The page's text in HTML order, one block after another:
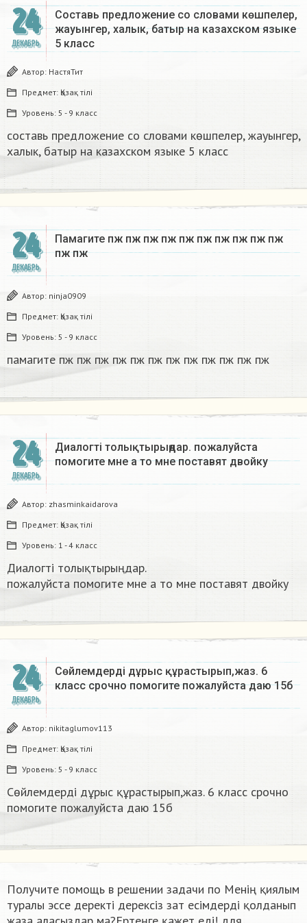
24
ДЕКАБРЬ
Составь предложение со словами көшпелер,
жауынгер, халык, батыр на казахском языке
5 класс​
Автор: НастяТит
Предмет: Қазақ тiлi
Уровень: 5 - 9 класс
составь предложение со словами көшпелер, жауынгер,
халык, батыр на казахском языке 5 класс​
24
ДЕКАБРЬ
Памагите пж пж пж пж пж пж пж пж пж пж
пж пж​
Автор: ninja0909
Предмет: Қазақ тiлi
Уровень: 5 - 9 класс
памагите пж пж пж пж пж пж пж пж пж пж пж пж​
24
ДЕКАБРЬ
Диалогті толықтырыңдар. пожалуйста
помогите мне а то мне поставят двойку​
Автор: zhasminkaidarova
Предмет: Қазақ тiлi
Уровень: 1 - 4 класс
Диалогті толықтырыңдар.
пожалуйста помогите мне а то мне поставят двойку​
24
ДЕКАБРЬ
Сөйлемдерді дұрыс құрастырып,жаз. 6
класс срочно помогите пожалуйста даю 15б​
Автор: nikitaglumov113
Предмет: Қазақ тiлi
Уровень: 5 - 9 класс
Сөйлемдерді дұрыс құрастырып,жаз. 6 класс срочно
помогите пожалуйста даю 15б​
Получите помощь в решении задачи по Менің қиялым
туралы эссе деректі дерексіз зат есімдерді қолданып